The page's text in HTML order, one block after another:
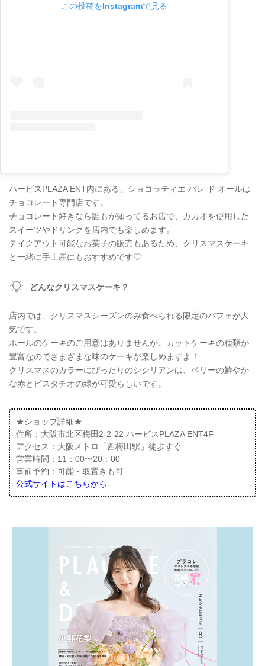
この投稿をInstagramで見る
ハービスPLAZA ENT内にある、ショコラティエ パレ ド オールは
チョコレート専門店です。
チョコレート好きなら誰もが知ってるお店で、カカオを使用した
スイーツやドリンクを店内でも楽しめます。
テイクアウト可能なお菓子の販売もあるため、クリスマスケーキ
と一緒に手土産にもおすすめです♡
どんなクリスマスケーキ？
店内では、クリスマスシーズンのみ食べられる限定のパフェが人
気です。
ホールのケーキのご用意はありませんが、カットケーキの種類が
豊富なのでさまざまな味のケーキが楽しめますよ！
クリスマスのカラーにぴったりのシシリアンは、ベリーの鮮やか
な赤とピスタチオの緑が可愛らしいです。
★ショップ詳細★
住所：大阪市北区梅田2-2-22 ハービスPLAZA ENT4F
アクセス：大阪メトロ「西梅田駅」徒歩すぐ
営業時間：11：00〜20：00
事前予約：可能・取置きも可
公式サイトはこちらから